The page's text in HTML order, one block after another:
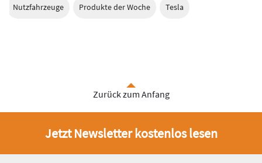
Nutzfahrzeuge Produkte der Woche Tesla
Zurück zum Anfang
Jetzt Newsletter kostenlos lesen